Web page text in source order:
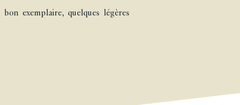
exemplaire, quelques légères